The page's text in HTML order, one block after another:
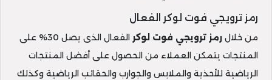
رمز ترويجي فوت لوكر الفعال
من خلال رمز ترويجي فوت لوكر
الفعال الذى يصل 30% على
المنتجات يتمكن العملاء من الحصول على أفضل المنتجات
الرياضية للأحذية والملابس والجوارب والحقائب الرياضية وكذلك